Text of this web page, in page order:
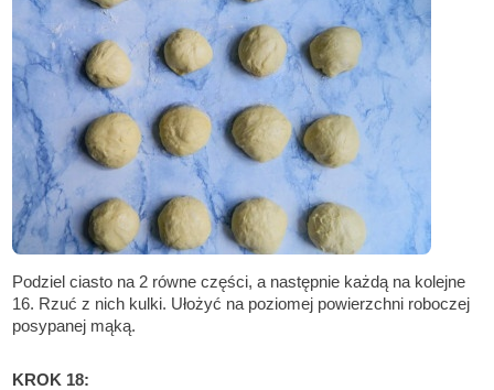
Podziel ciasto na 2 równe części, a następnie każdą na kolejne
16. Rzuć z nich kulki. Ułożyć na poziomej powierzchni roboczej
posypanej mąką.
KROK 18: